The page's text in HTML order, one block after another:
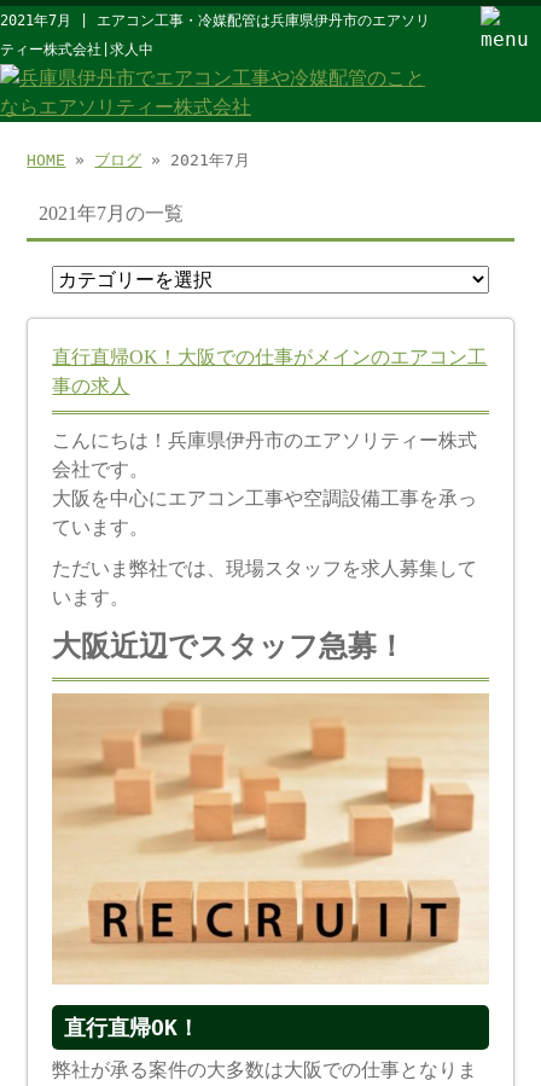
2021年7月 | エアコン工事・冷媒配管は兵庫県伊丹市のエアソリ
ティー株式会社|求人中
HOME » ブログ » 2021年7月
2021年7月の一覧
直行直帰OK！大阪での仕事がメインのエアコン工
事の求人
こんにちは！兵庫県伊丹市のエアソリティー株式
会社です。
大阪を中心にエアコン工事や空調設備工事を承っ
ています。
ただいま弊社では、現場スタッフを求人募集して
います。
大阪近辺でスタッフ急募！
直行直帰OK！
弊社が承る案件の大多数は大阪での仕事となりま